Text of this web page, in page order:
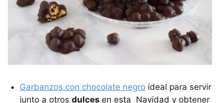
Garbanzos con chocolate negro ideal para servir
junto a otros dulces en esta Navidad y obtener